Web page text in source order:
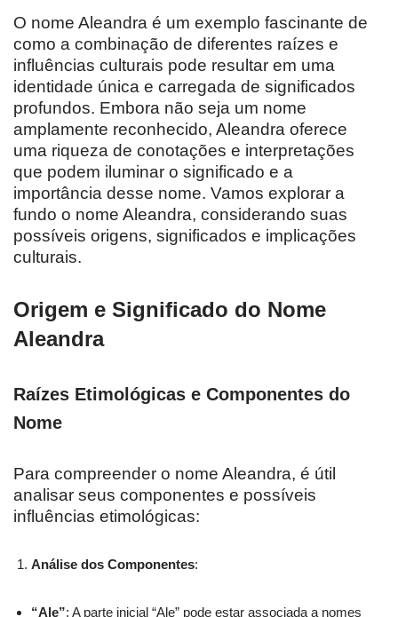
O nome Aleandra é um exemplo fascinante de
como a combinação de diferentes raízes e
influências culturais pode resultar em uma
identidade única e carregada de significados
profundos. Embora não seja um nome
amplamente reconhecido, Aleandra oferece
uma riqueza de conotações e interpretações
que podem iluminar o significado e a
importância desse nome. Vamos explorar a
fundo o nome Aleandra, considerando suas
possíveis origens, significados e implicações
culturais.
Origem e Significado do Nome
Aleandra
Raízes Etimológicas e Componentes do
Nome
Para compreender o nome Aleandra, é útil
analisar seus componentes e possíveis
influências etimológicas:
Análise dos Componentes:
“Ale”: A parte inicial “Ale” pode estar associada a nomes